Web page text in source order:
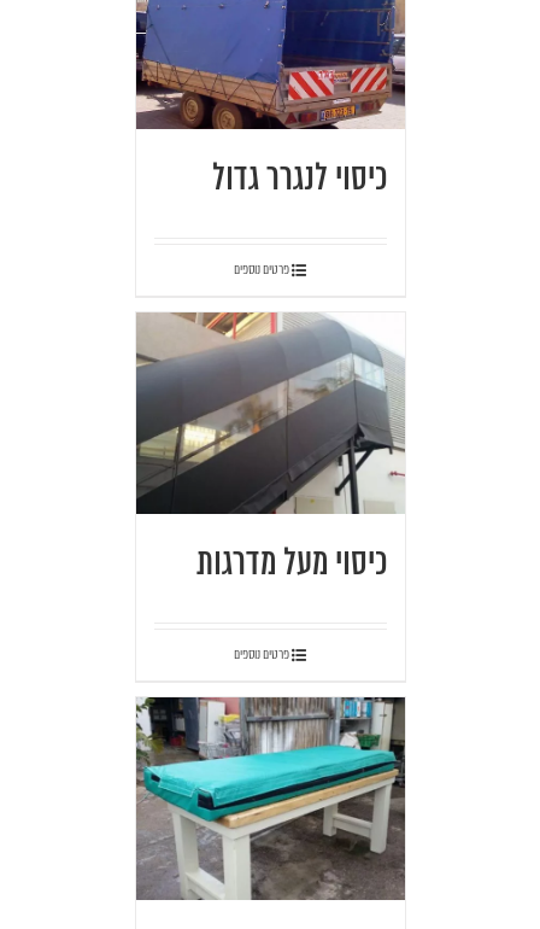
כיסוי לנגרר גדול
פרטים נוספים
כיסוי מעל מדרגות
פרטים נוספים